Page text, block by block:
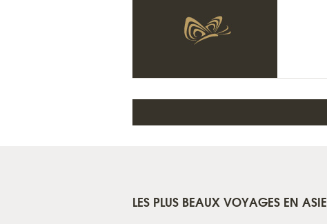
LES PLUS BEAUX VOYAGES EN ASIE